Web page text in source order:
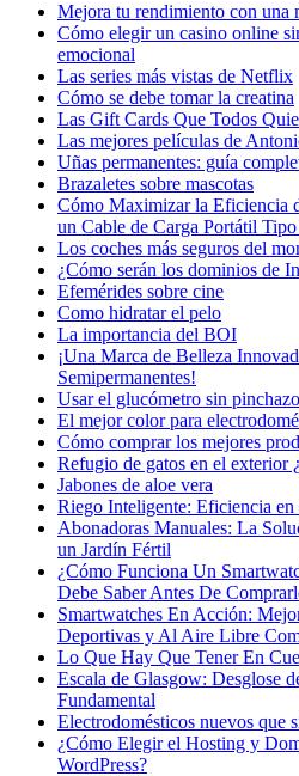
Mejora tu rendimiento con una
Cómo elegir un casino online
emocional
Las series más vistas de Netflix
Cómo se debe tomar la creatina
Las Gift Cards Que Todos
Las mejores películas de
Uñas permanentes: guía
Brazaletes sobre mascotas
Cómo Maximizar la Eficiencia
un Cable de Carga Portátil Tipo
Los coches más seguros del
¿Cómo serán los dominios de
Efemérides sobre cine
Сomo hidratar el pelo
La importancia del BOI
¡Una Marca de Belleza
Semipermanentes!
Usar el glucómetro sin
El mejor color para
Cómo comprar los mejores
Refugio de gatos en el exterior
Jabones de aloe vera
Riego Inteligente: Eficiencia
Abonadoras Manuales: La
un Jardín Fértil
¿Cómo Funciona Un
Debe Saber Antes De
Smartwatches En Acción:
Deportivas y Al Aire Libre
Lo Que Hay Que Tener En
Escala de Glasgow: Desglose
Fundamental
Electrodomésticos nuevos que
¿Cómo Elegir el Hosting y
WordPress?